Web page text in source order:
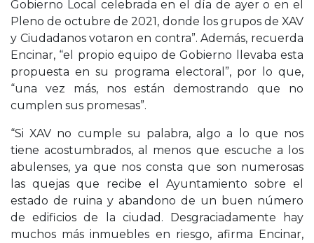
Gobierno Local celebrada en el día de ayer o en el
Pleno de octubre de 2021, donde los grupos de XAV
y Ciudadanos votaron en contra”. Además, recuerda
Encinar, “el propio equipo de Gobierno llevaba esta
propuesta en su programa electoral”, por lo que,
“una vez más, nos están demostrando que no
cumplen sus promesas”.
“Si XAV no cumple su palabra, algo a lo que nos
tiene acostumbrados, al menos que escuche a los
abulenses, ya que nos consta que son numerosas
las quejas que recibe el Ayuntamiento sobre el
estado de ruina y abandono de un buen número
de edificios de la ciudad. Desgraciadamente hay
muchos más inmuebles en riesgo, afirma Encinar,